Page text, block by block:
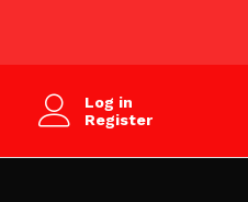
Log in
Register